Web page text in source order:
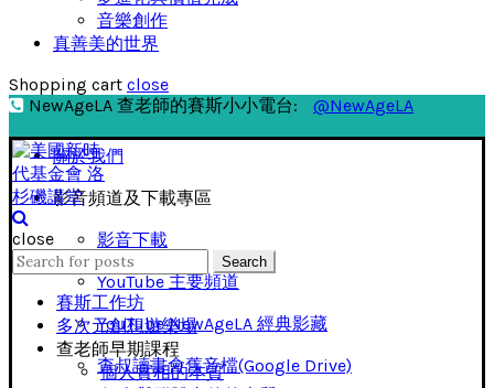
音樂創作
真善美的世界
Shopping cart close
NewAgeLA 查老師的賽斯小小電台:
@NewAgeLA
關於我們
影音頻道及下載專區
影音下載
YouTube 主要頻道
YouTube NewAgeLA 經典影藏
查叔讀書會舊音檔(Google Drive)
close
Search
for:
Search
賽斯工作坊
多次元創想遊樂場
查老師早期課程
個人實相的本質